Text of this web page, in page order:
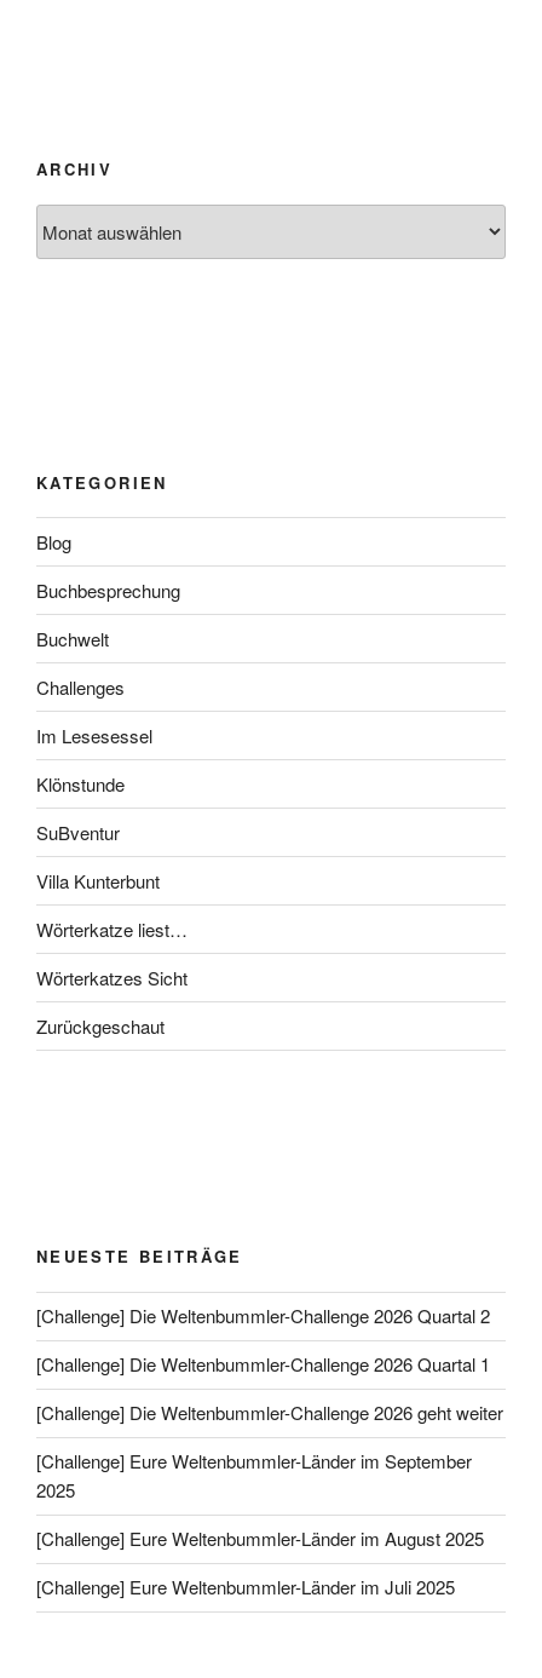
ARCHIV
KATEGORIEN
Blog
Buchbesprechung
Buchwelt
Challenges
Im Lesesessel
Klönstunde
SuBventur
Villa Kunterbunt
Wörterkatze liest…
Wörterkatzes Sicht
Zurückgeschaut
NEUESTE BEITRÄGE
[Challenge] Die Weltenbummler-Challenge 2026 Quartal 2
[Challenge] Die Weltenbummler-Challenge 2026 Quartal 1
[Challenge] Die Weltenbummler-Challenge 2026 geht weiter
[Challenge] Eure Weltenbummler-Länder im September
2025
[Challenge] Eure Weltenbummler-Länder im August 2025
[Challenge] Eure Weltenbummler-Länder im Juli 2025